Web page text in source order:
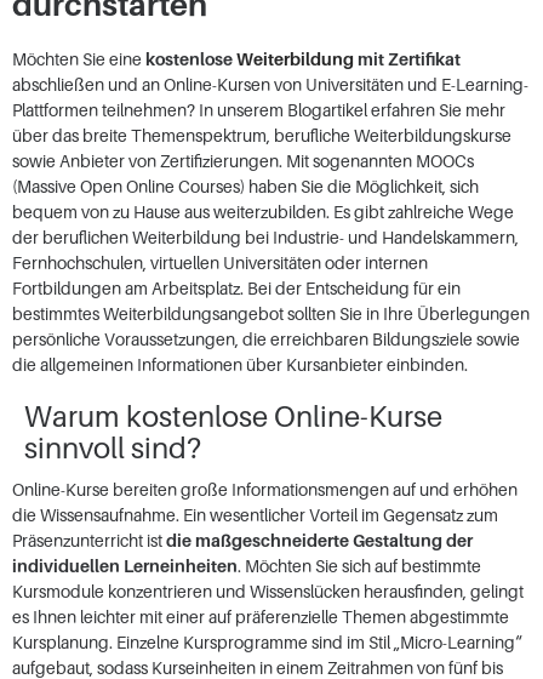
Möchten Sie eine kostenloseWeiterbildung mit Zertifikat
abschließen und an Online-Kursen von Universitäten und E-Learning-
Plattformen teilnehmen? In unserem Blogartikel erfahren Sie mehr
über das breite Themenspektrum, berufliche Weiterbildungskurse
sowie Anbieter von Zertifizierungen. Mit sogenannten MOOCs
(Massive Open Online Courses) haben Sie die Möglichkeit, sich
bequem von zu Hause aus weiterzubilden. Es gibt zahlreiche Wege
der beruflichen Weiterbildung bei Industrie- und Handelskammern,
Fernhochschulen, virtuellen Universitäten oder internen
Fortbildungen am Arbeitsplatz. Bei der Entscheidung für ein
bestimmtes Weiterbildungsangebot sollten Sie in Ihre Überlegungen
persönliche Voraussetzungen, die erreichbaren Bildungsziele sowie
die allgemeinen Informationen über Kursanbieter einbinden.
Warum kostenlose Online-Kurse
sinnvoll sind?
Online-Kurse bereiten große Informationsmengen auf und erhöhen
die Wissensaufnahme. Ein wesentlicher Vorteil im Gegensatz zum
Präsenzunterricht istdie maßgeschneiderte Gestaltung der
individuellen Lerneinheiten. Möchten Sie sich auf bestimmte
Kursmodule konzentrieren und Wissenslücken herausfinden, gelingt
es Ihnen leichter mit einer auf präferenzielle Themen abgestimmte
Kursplanung. Einzelne Kursprogramme sind im Stil „Micro-Learning“
aufgebaut, sodass Kurseinheiten in einem Zeitrahmen von fünf bis